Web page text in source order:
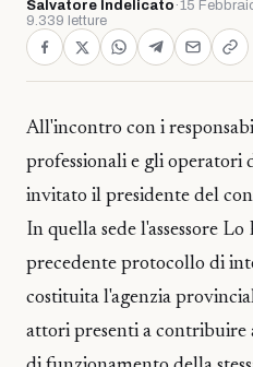
Salvatore Indelicato ·15
9.339 letture
All'incontro con i
professionali e gli operatori
invitato il presidente del
In quella sede l'assessore
precedente protocollo di
costituita l'agenzia
attori presenti a contribuire